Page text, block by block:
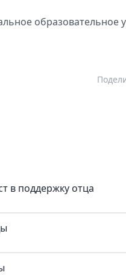
образовательное
в поддержку отца